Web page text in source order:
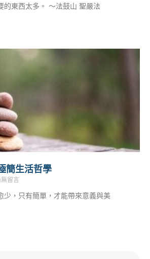
的東西太多。 ～法鼓山 聖嚴法
簡生活哲學
無留言
少，只有簡單，才能帶來意義與美